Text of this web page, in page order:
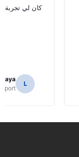
كان لي تجربة
L